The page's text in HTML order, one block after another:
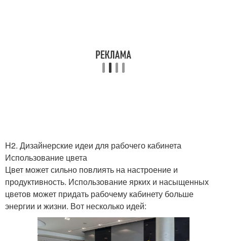
H2. Дизайнерские идеи для рабочего кабинета
Использование цвета
Цвет может сильно повлиять на настроение и
продуктивность. Использование ярких и насыщенных
цветов может придать рабочему кабинету больше
энергии и жизни. Вот несколько идей: